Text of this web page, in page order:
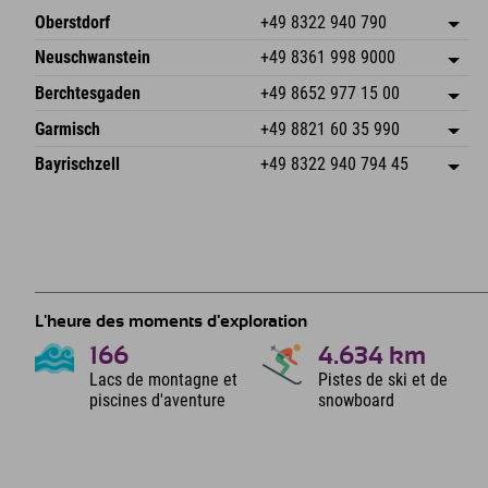
Oberstdorf +49 8322 940 790
An der Breitach 3
Allemagne
Enregistrer l'adresse
Réservation
Neuschwanstein +49 8361 998 9000
An der Riese 45
87484 Nesselwang im Allgäu
Allemagne
Enregistrer l'adresse
Réservation
Berchtesgaden +49 8652 977 15 00
Hofreitstr. 7
Allemagne
Enregistrer l'adresse
Réservation
Garmisch +49 8821 60 35 990
Frickenstraße 22
82490 Farchant
Enregistrer l'adresse
Bayrischzell +49 8322 940 794 45
L'heure des moments d'exploration
166
Lacs de montagne et
piscines d'aventure
4.634 km
Pistes de ski et de
snowboard